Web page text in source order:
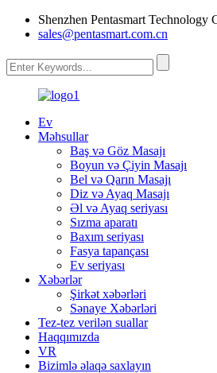
Shenzhen Pentasmart Technology
sales@pentasmart.com.cn
Ev
Məhsullar
Baş və Göz Masajı
Boyun və Çiyin Masajı
Bel və Qarın Masajı
Diz və Ayaq Masajı
Əl və Ayaq seriyası
Sızma aparatı
Baxım seriyası
Fasya tapançası
Ev seriyası
Xəbərlər
Şirkət xəbərləri
Sənaye Xəbərləri
Tez-tez verilən suallar
Haqqımızda
VR
Bizimlə əlaqə saxlayın